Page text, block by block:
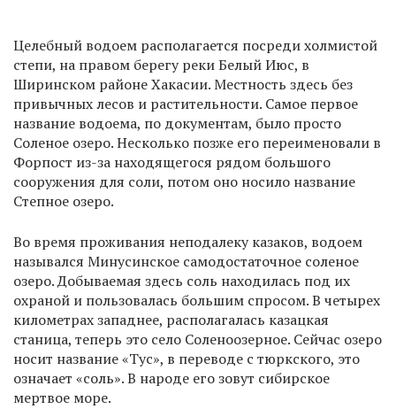
Целебный водоем располагается посреди холмистой
степи, на правом берегу реки Белый Июс, в
Ширинском районе Хакасии. Местность здесь без
привычных лесов и растительности. Самое первое
название водоема, по документам, было просто
Соленое озеро. Несколько позже его переименовали в
Форпост из-за находящегося рядом большого
сооружения для соли, потом оно носило название
Степное озеро.
Во время проживания неподалеку казаков, водоем
назывался Минусинское самодостаточное соленое
озеро. Добываемая здесь соль находилась под их
охраной и пользовалась большим спросом. В четырех
километрах западнее, располагалась казацкая
станица, теперь это село Соленоозерное. Сейчас озеро
носит название «Тус», в переводе с тюркского, это
означает «соль». В народе его зовут сибирское
мертвое море.